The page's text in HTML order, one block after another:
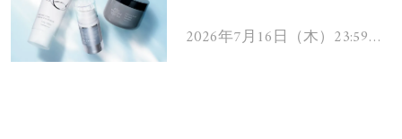
ムを13名様にプレゼン
2026年7月16日（木）23:59ま